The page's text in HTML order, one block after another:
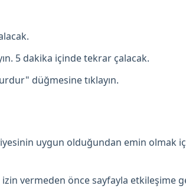
5 dakika içinde tekrar çalacak.
düğmesine tıklayın.
uygun olduğundan emin olmak
izin vermeden önce sayfayla